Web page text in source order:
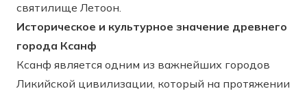
святилище Летоон.
Историческое и культурное значение древнего
города Ксанф
Ксанф является одним из важнейших городов
Ликийской цивилизации, который на протяжении